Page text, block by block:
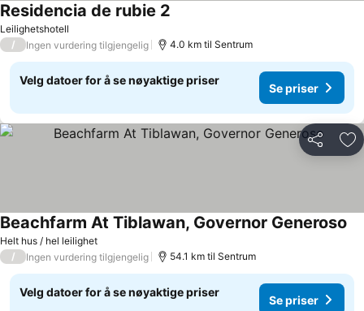
Leilighetshotell
Residencia de rubie 2
/ Ingen vurdering tilgjengelig 4.0 km til Sentrum
Velg datoer for å se nøyaktige priser
Se priser
Del
Helt hus / hel leilighet
Beachfarm At Tiblawan, Governor Generoso
/ Ingen vurdering tilgjengelig 54.1 km til Sentrum
Velg datoer for å se nøyaktige priser
Se priser